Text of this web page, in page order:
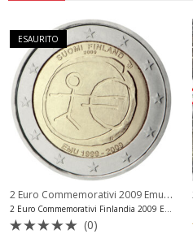
ESAURITO
2 Euro Commemorativi 2009 Emu
,2
2 Euro Commemorativi Finlandia 2009 Emu
(0)